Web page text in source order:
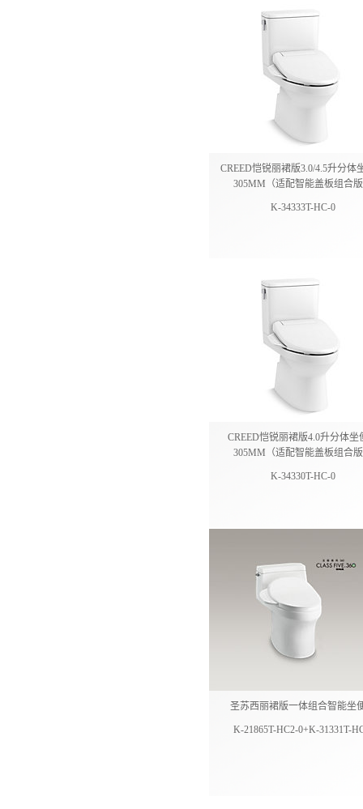
CREED恺锐丽裙版3.0/4.5升分体
305MM（适配智能盖板组合
K-34333T-HC-0
CREED恺锐丽裙版4.0升分体坐
305MM（适配智能盖板组合
K-34330T-HC-0
圣苏西丽裙版一体组合智能坐
K-21865T-HC2-0+K-31331T-